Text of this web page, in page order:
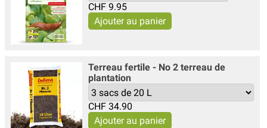
CHF 9.95
Terreau fertile - No 2 terreau de
plantation
CHF 34.90